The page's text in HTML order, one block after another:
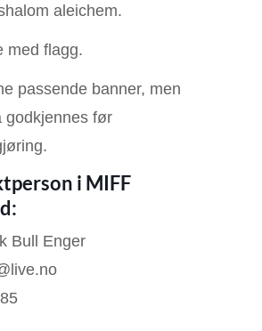
aleichem.
med flagg.
passende banner, men
godkjennes før
i MIFF
Bull Enger